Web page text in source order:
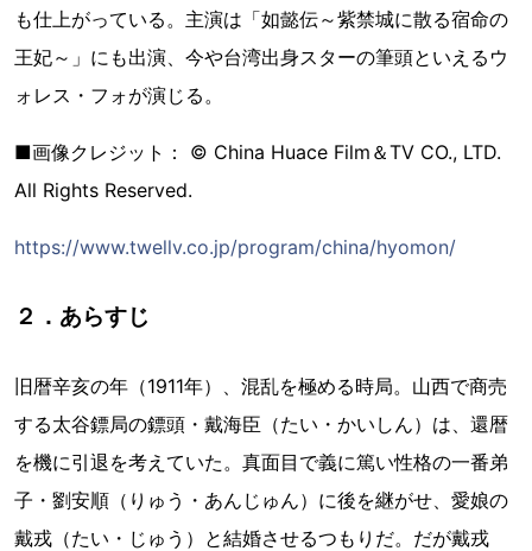
も仕上がっている。主演は「如懿伝～紫禁城に散る宿命の
王妃～」にも出演、今や台湾出身スターの筆頭といえるウ
ォレス・フォが演じる。
■画像クレジット： © China Huace Film＆TV CO., LTD.
All Rights Reserved.
https://www.twellv.co.jp/program/china/hyomon/
２．あらすじ
旧暦辛亥の年（1911年）、混乱を極める時局。山西で商売
する太谷鏢局の鏢頭・戴海臣（たい・かいしん）は、還暦
を機に引退を考えていた。真面目で義に篤い性格の一番弟
子・劉安順（りゅう・あんじゅん）に後を継がせ、愛娘の
戴戎（たい・じゅう）と結婚させるつもりだ。だが戴戎